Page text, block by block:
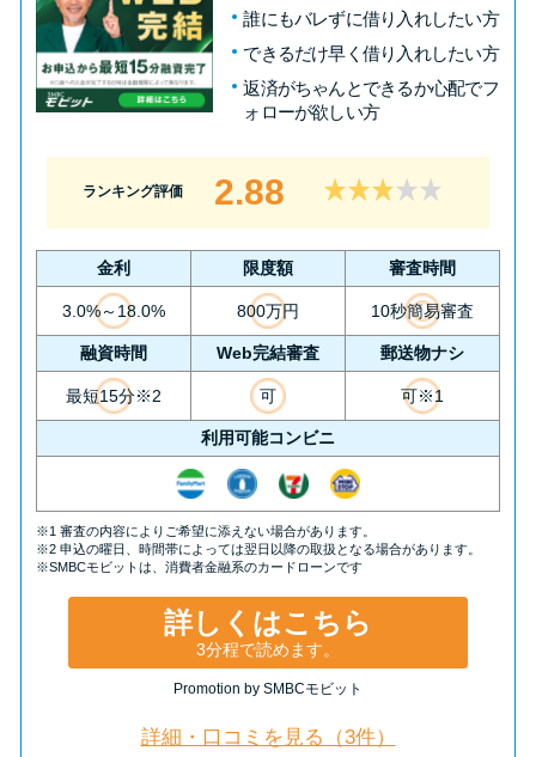
誰にもバレずに借り入れしたい方
できるだけ早く借り入れしたい方
返済がちゃんとできるか心配でフ
ォローが欲しい方
ランキング評価 2.88
金利 限度額 審査時間
3.0%～18.0% 800万円 10秒簡易審査
融資時間 Web完結審査 郵送物ナシ
最短15分※2 可 可※1
利用可能コンビニ
※1 審査の内容によりご希望に添えない場合があります。
※2 申込の曜日、時間帯によっては翌日以降の取扱となる場合があります。
※SMBCモビットは、消費者金融系のカードローンです
詳しくはこちら
3分程で読めます。
Promotion by SMBCモビット
詳細・口コミを見る（3件）